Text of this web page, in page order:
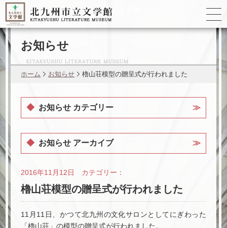
ゆかりの
お知らせ
ホーム お知らせ 櫓山荘模型の贈呈式が行われました
2016年11月12日 カテゴリー：
櫓山荘模型の贈呈式が行われました
11月11日、かつて北九州の文化サロンとしてにぎわった
「櫓山荘」の模型の贈呈式が行われました。
お知らせ カテゴリー
お知らせ アーカイブ